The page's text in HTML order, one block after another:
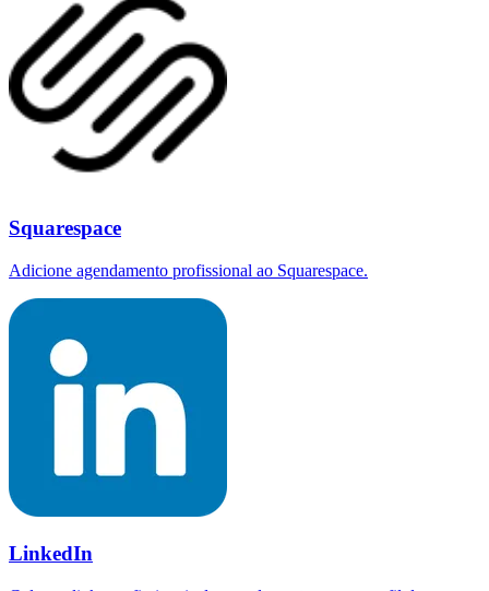
Squarespace
Adicione agendamento profissional ao Squarespace.
LinkedIn